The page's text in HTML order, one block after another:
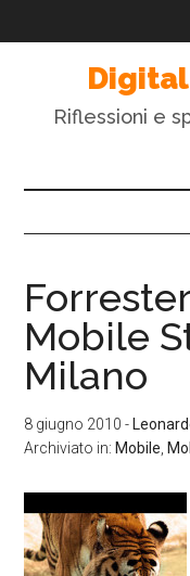
Digital
Riflessioni e
Mobile
Milano
8 giugno 2010 -
Archiviato in: Mobile